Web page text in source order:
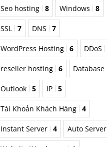
Seo hosting 8 Windows 8
SSL 7 DNS 7
WordPress Hosting 6 DDoS
reseller hosting 6 Database
Outlook 5 IP 5
Tài Khoản Khách Hàng 4
Instant Server 4 Auto Server